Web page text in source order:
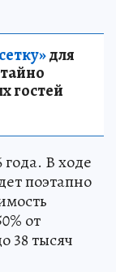
для
гостей
В ходе
поэтапно
от
38 тысяч